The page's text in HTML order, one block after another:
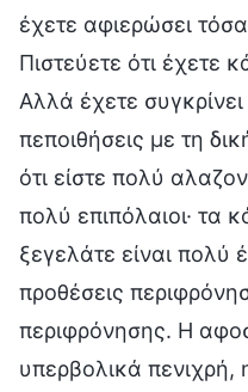
έχετε αφιερώσει
Πιστεύετε ότι έχετε
Αλλά έχετε συγκρίνει
πεποιθήσεις με τη
ότι είστε πολύ
πολύ επιπόλαιοι· τα
ξεγελάτε είναι πολύ
προθέσεις
περιφρόνησης. Η
υπερβολικά πενιχρή,